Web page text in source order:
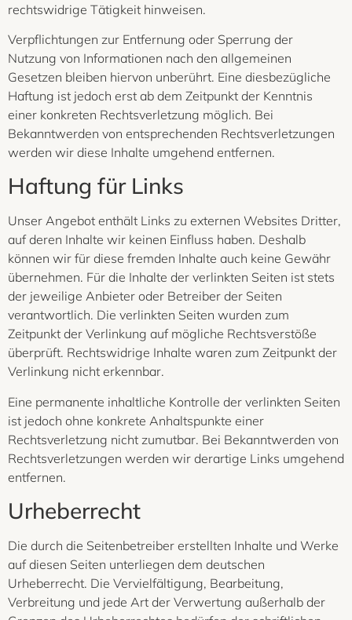
rechtswidrige Tätigkeit hinweisen.
Verpflichtungen zur Entfernung oder Sperrung der
Nutzung von Informationen nach den allgemeinen
Gesetzen bleiben hiervon unberührt. Eine diesbezügliche
Haftung ist jedoch erst ab dem Zeitpunkt der Kenntnis
einer konkreten Rechtsverletzung möglich. Bei
Bekanntwerden von entsprechenden Rechtsverletzungen
werden wir diese Inhalte umgehend entfernen.
Haftung für Links
Unser Angebot enthält Links zu externen Websites Dritter,
auf deren Inhalte wir keinen Einfluss haben. Deshalb
können wir für diese fremden Inhalte auch keine Gewähr
übernehmen. Für die Inhalte der verlinkten Seiten ist stets
der jeweilige Anbieter oder Betreiber der Seiten
verantwortlich. Die verlinkten Seiten wurden zum
Zeitpunkt der Verlinkung auf mögliche Rechtsverstöße
überprüft. Rechtswidrige Inhalte waren zum Zeitpunkt der
Verlinkung nicht erkennbar.
Eine permanente inhaltliche Kontrolle der verlinkten Seiten
ist jedoch ohne konkrete Anhaltspunkte einer
Rechtsverletzung nicht zumutbar. Bei Bekanntwerden von
Rechtsverletzungen werden wir derartige Links umgehend
entfernen.
Urheberrecht
Die durch die Seitenbetreiber erstellten Inhalte und Werke
auf diesen Seiten unterliegen dem deutschen
Urheberrecht. Die Vervielfältigung, Bearbeitung,
Verbreitung und jede Art der Verwertung außerhalb der